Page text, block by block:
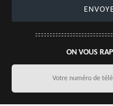
ON VOUS